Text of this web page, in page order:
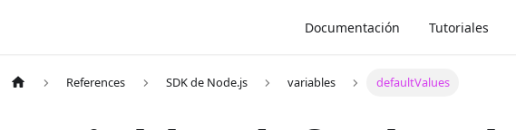
Documentación Tutoriales
References SDK de Node.js variables defaultValues